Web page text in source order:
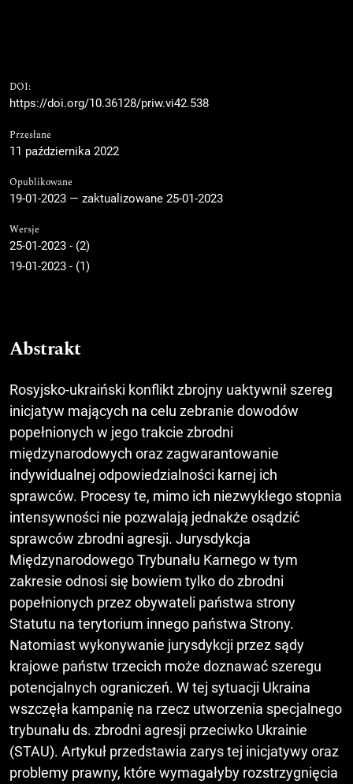
DOI:
https://doi.org/10.36128/priw.vi42.538
Przesłane
11 października 2022
Opublikowane
19-01-2023 — zaktualizowane 25-01-2023
Wersje
25-01-2023 - (2)
19-01-2023 - (1)
Abstrakt
Rosyjsko-ukraiński konflikt zbrojny uaktywnił szereg
inicjatyw mających na celu zebranie dowodów
popełnionych w jego trakcie zbrodni
międzynarodowych oraz zagwarantowanie
indywidualnej odpowiedzialności karnej ich
sprawców. Procesy te, mimo ich niezwykłego stopnia
intensywności nie pozwalają jednakże osądzić
sprawców zbrodni agresji. Jurysdykcja
Międzynarodowego Trybunału Karnego w tym
zakresie odnosi się bowiem tylko do zbrodni
popełnionych przez obywateli państwa strony
Statutu na terytorium innego państwa Strony.
Natomiast wykonywanie jurysdykcji przez sądy
krajowe państw trzecich może doznawać szeregu
potencjalnych ograniczeń. W tej sytuacji Ukraina
wszczęła kampanię na rzecz utworzenia specjalnego
trybunału ds. zbrodni agresji przeciwko Ukrainie
(STAU). Artykuł przedstawia zarys tej inicjatywy oraz
problemy prawny, które wymagałyby rozstrzygnięcia